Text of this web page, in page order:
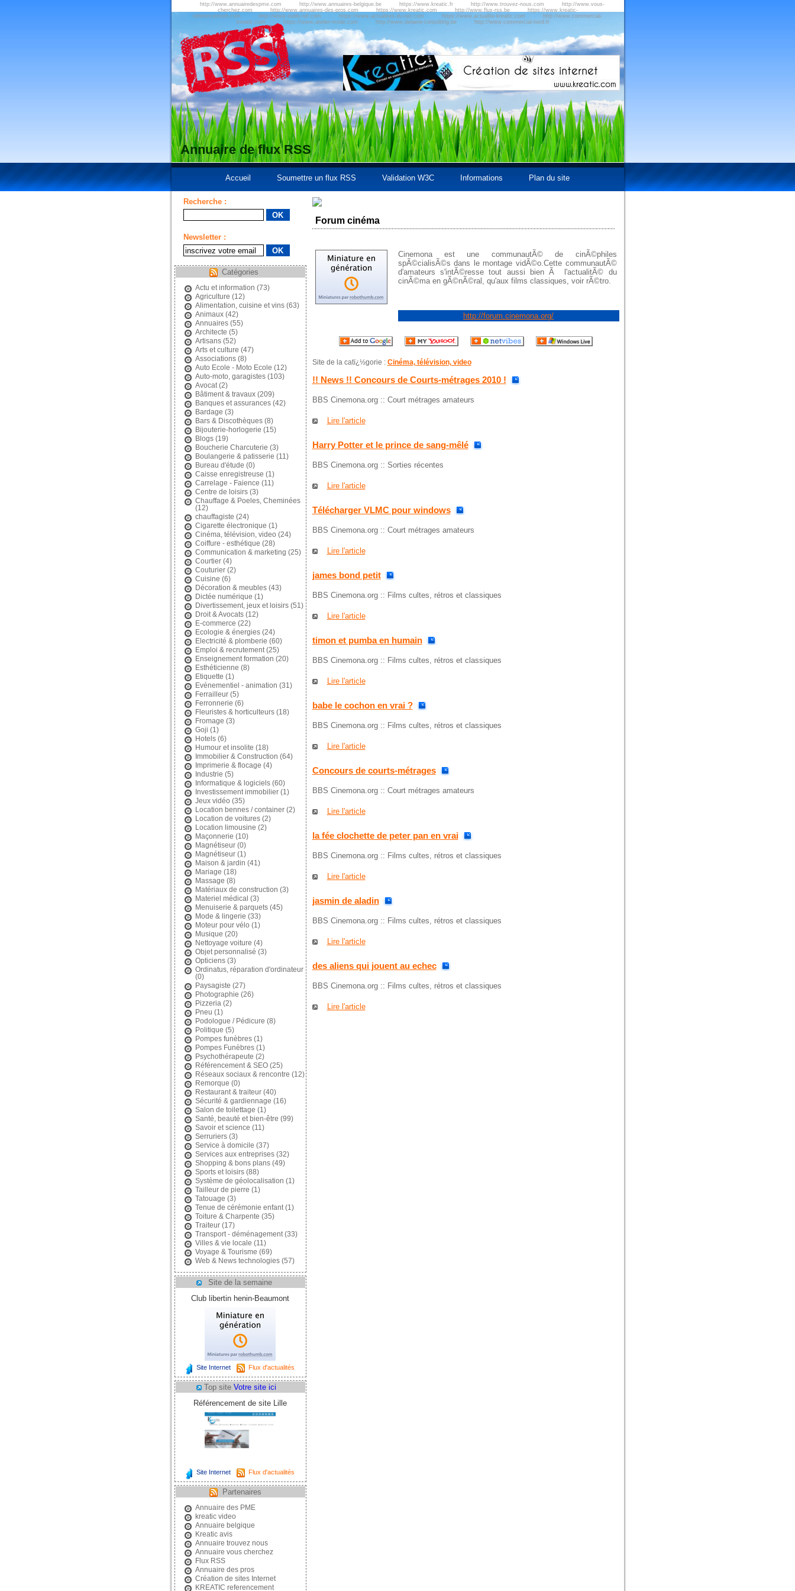
http://www.annuairedespme.com http://www.annuaires-belgique.be https://www.kreatic.fr http://www.trouvez-nous.com
http://www.vous-
cherchez.com
http://www.annuaires-des-pros.com https://www.kreatic.com http://www.flux-rss.be
https://www.kreatic-
referencement.com
http://www.outils-ref.com https://www.actualites-du-net.com https://www.actualite-kreatic.com
http://www.commercial-
kreatic.com
https://www.atelier-mode.com http://www.delaere-consulting.be http://www.commercial-nord.fr
Annuaire de flux RSS
Accueil Soumettre un flux RSS Validation W3C Informations Plan du site
Recherche :
Newsletter :
Catégories
Actu et information (73)
Agriculture (12)
Alimentation, cuisine et vins(63)
Animaux(42)
Annuaires(55)
Architecte (5)
Artisans(52)
Arts et culture (47)
Associations(8)
Auto Ecole - Moto Ecole (12)
Auto-moto, garagistes(103)
Avocat(2)
Bâtiment & travaux(209)
Banques et assurances(42)
Bardage (3)
Bars & Discothèques(8)
Bijouterie-horlogerie (15)
Blogs(19)
Boucherie Charcuterie (3)
Boulangerie & patisserie (11)
Bureau d'étude (0)
Caisse enregistreuse (1)
Carrelage - Faience (11)
Centre de loisirs(3)
Chauffage & Poeles, Cheminées
(12)
chauffagiste (24)
Cigarette électronique (1)
Cinéma, télévision, video (24)
Coiffure - esthétique (28)
Communication & marketing (25)
Courtier(4)
Couturier(2)
Cuisine (6)
Décoration & meubles(43)
Dictée numérique (1)
Divertissement, jeux et loisirs(51)
Droit & Avocats(12)
E-commerce (22)
Ecologie & énergies(24)
Electricité & plomberie (60)
Emploi & recrutement(25)
Enseignement formation (20)
Esthéticienne (8)
Etiquette (1)
Evénementiel - animation (31)
Ferrailleur(5)
Ferronnerie (6)
Fleuristes & horticulteurs(18)
Fromage (3)
Goji (1)
Hotels(6)
Humour et insolite (18)
Immobilier & Construction (64)
Imprimerie & flocage (4)
Industrie (5)
Informatique & logiciels(60)
Investissement immobilier(1)
Jeux vidéo (35)
Location bennes / container(2)
Location de voitures(2)
Location limousine (2)
Maçonnerie (10)
Magnétiseur(0)
Magnétiseur(1)
Maison & jardin (41)
Mariage (18)
Massage (8)
Matériaux de construction (3)
Materiel médical (3)
Menuiserie & parquets(45)
Mode & lingerie (33)
Moteur pour vélo (1)
Musique (20)
Nettoyage voiture (4)
Objet personnalisé (3)
Opticiens(3)
Ordinatus, réparation d'ordinateur
(0)
Paysagiste (27)
Photographie (26)
Pizzeria (2)
Pneu (1)
Podologue / Pédicure (8)
Politique (5)
Pompes funèbres(1)
Pompes Funèbres(1)
Psychothérapeute (2)
Référencement & SEO(25)
Réseaux sociaux & rencontre (12)
Remorque (0)
Restaurant & traiteur(40)
Sécurité & gardiennage (16)
Salon de toilettage (1)
Santé, beauté et bien-être (99)
Savoir et science (11)
Serruriers(3)
Service à domicile (37)
Services aux entreprises(32)
Shopping & bons plans(49)
Sports et loisirs(88)
Système de géolocalisation (1)
Tailleur de pierre (1)
Tatouage (3)
Tenue de cérémonie enfant(1)
Toiture & Charpente (35)
Traiteur(17)
Transport - déménagement(33)
Villes & vie locale (11)
Voyage & Tourisme (69)
Web & News technologies(57)
Site de la semaine
Club libertin henin-Beaumont
Site Internet Flux d'actualités
Top site Votre site ici
Référencement de site Lille
Site Internet Flux d'actualités
Partenaires
Annuaire des PME
kreatic video
Annuaire belgique
Kreatic avis
Annuaire trouvez nous
Annuaire vous cherchez
Flux RSS
Annuaire des pros
Création de sites Internet
KREATIC referencement
Forum cinéma
Cinemona est une communautÃ© de cinÃ©philes
spÃ©cialisÃ©s dans le montage vidÃ©o.Cette communautÃ©
d'amateurs s'intÃ©resse tout aussi bien Ã l'actualitÃ© du
cinÃ©ma en gÃ©nÃ©ral, qu'aux films classiques, voir rÃ©tro.
http://forum.cinemona.org/
Site de la catï¿½gorie : Cinéma, télévision, video
!! News !! Concours de Courts-métrages 2010 !
BBS Cinemona.org :: Court métrages amateurs
Lire l'article
Harry Potter et le prince de sang-mêlé
BBS Cinemona.org :: Sorties récentes
Lire l'article
Télécharger VLMC pour windows
BBS Cinemona.org :: Court métrages amateurs
Lire l'article
james bond petit
BBS Cinemona.org :: Films cultes, rétros et classiques
Lire l'article
timon et pumba en humain
BBS Cinemona.org :: Films cultes, rétros et classiques
Lire l'article
babe le cochon en vrai ?
BBS Cinemona.org :: Films cultes, rétros et classiques
Lire l'article
Concours de courts-métrages
BBS Cinemona.org :: Court métrages amateurs
Lire l'article
la fée clochette de peter pan en vrai
BBS Cinemona.org :: Films cultes, rétros et classiques
Lire l'article
jasmin de aladin
BBS Cinemona.org :: Films cultes, rétros et classiques
Lire l'article
des aliens qui jouent au echec
BBS Cinemona.org :: Films cultes, rétros et classiques
Lire l'article